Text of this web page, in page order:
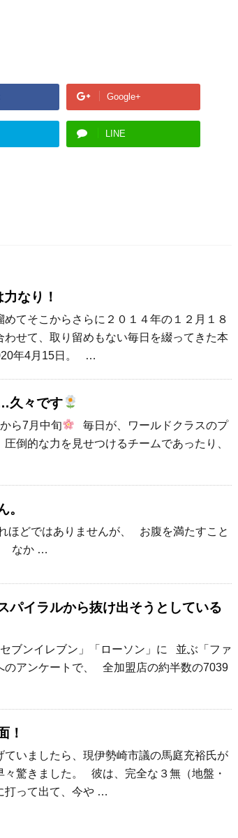
Google+
LINE
なり！
めてそこからさらに２０１４年の１２月１８
わせて、取り留めもない毎日を綴ってきた本
年4月15日。 …
久々です
ら7月中旬
毎日が、ワールドクラスのプ
倒的な力を見せつけるチームであったり、
。
ほどではありませんが、 お腹を満たすこと
なか …
パイラルから抜け出そうとしている
ブンイレブン」「ローソン」に 並ぶ「ファ
のアンケートで、 全加盟店の約半数の7039
！
いましたら、現伊勢崎市議の馬庭充裕氏が
驚きました。 彼は、完全な３無（地盤・
打って出て、今や …